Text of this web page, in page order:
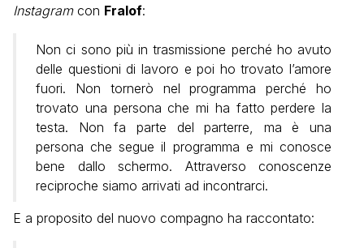
Instagramcon Fralof:
Non ci sono più in trasmissione perché ho avuto
delle questioni di lavoro e poi ho trovato l’amore
fuori. Non tornerò nel programma perché ho
trovato una persona che mi ha fatto perdere la
testa. Non fa parte del parterre, ma è una
persona che segue il programma e mi conosce
bene dallo schermo. Attraverso conoscenze
reciproche siamo arrivati ad incontrarci.
E a proposito del nuovo compagno ha raccontato: